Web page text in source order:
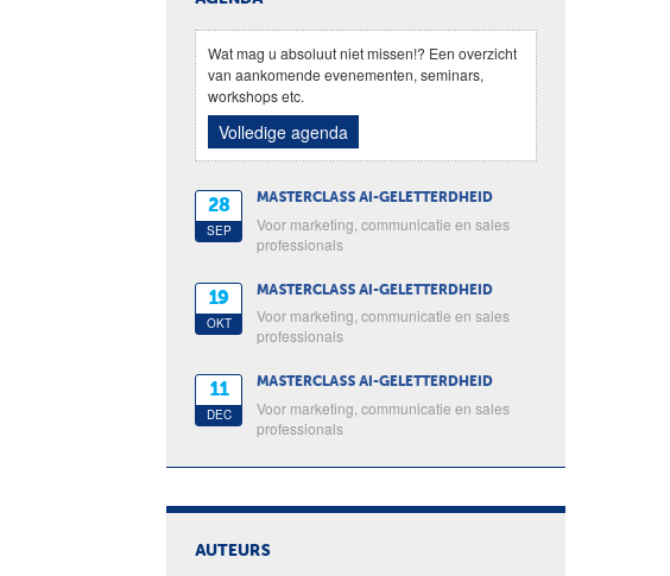
Wat mag u absoluut niet missen!? Een overzicht
van aankomende evenementen, seminars,
workshops etc.
Volledige agenda
28
SEP
MASTERCLASS AI-GELETTERDHEID
Voor marketing, communicatie en sales
professionals
19
OKT
MASTERCLASS AI-GELETTERDHEID
Voor marketing, communicatie en sales
professionals
11
DEC
MASTERCLASS AI-GELETTERDHEID
Voor marketing, communicatie en sales
professionals
AUTEURS